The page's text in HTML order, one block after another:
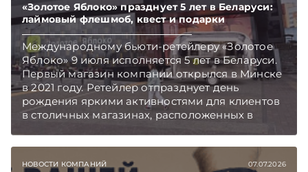
«Золотое Яблоко» празднует 5 лет в Беларуси:
лаймовый флешмоб, квест и подарки
Международному бьюти-ретейлеру «Золотое
Яблоко» 9 июля исполняется 5 лет в Беларуси.
Первый магазин компании открылся в Минске
в 2021 году. Ретейлер отпразднует день
рождения яркими активностями для клиентов
в столичных магазинах, расположенных в
Telegram‑канал и Viber. Главное об экономике
НОВОСТИ КОМПАНИЙ 07.07.2026